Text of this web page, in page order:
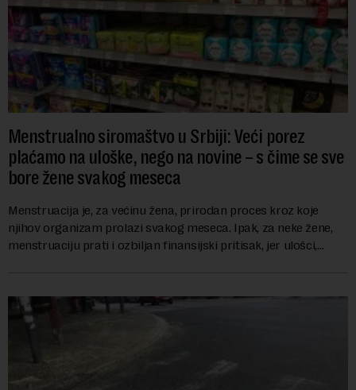
Menstrualno siromaštvo u Srbiji: Veći porez
plaćamo na uloške, nego na novine – s čime se sve
bore žene svakog meseca
Menstruacija je, za većinu žena, prirodan proces kroz koje
njihov organizam prolazi svakog meseca. Ipak, za neke žene,
menstruaciju prati i ozbiljan finansijski pritisak, jer ulošci,